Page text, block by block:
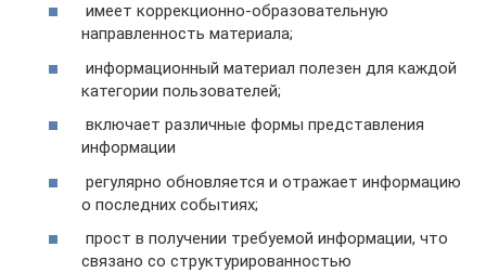
имеет коррекционно-образовательную
направленность материала;
информационный материал полезен для каждой
категории пользователей;
включает различные формы представления
информации
регулярно обновляется и отражает информацию
о последних событиях;
прост в получении требуемой информации, что
связано со структурированностью